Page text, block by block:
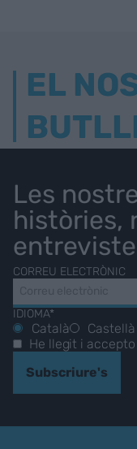
EL
Les
històries,
CORREU ELECTRÒNIC
IDIOMA*
Català
Castellà
He llegit i
Subscriure's